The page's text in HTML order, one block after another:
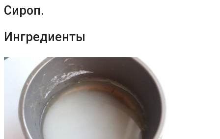
Сироп.
Ингредиенты